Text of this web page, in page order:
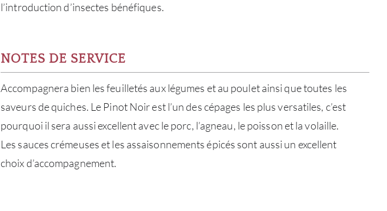
l’introduction d’insectes bénéfiques.
NOTES DE SERVICE
Accompagnera bien les feuilletés aux légumes et au poulet ainsi que toutes les
saveurs de quiches. Le Pinot Noir est l’un des cépages les plus versatiles, c’est
pourquoi il sera aussi excellent avec le porc, l’agneau, le poisson et la volaille.
Les sauces crémeuses et les assaisonnements épicés sont aussi un excellent
choix d’accompagnement.